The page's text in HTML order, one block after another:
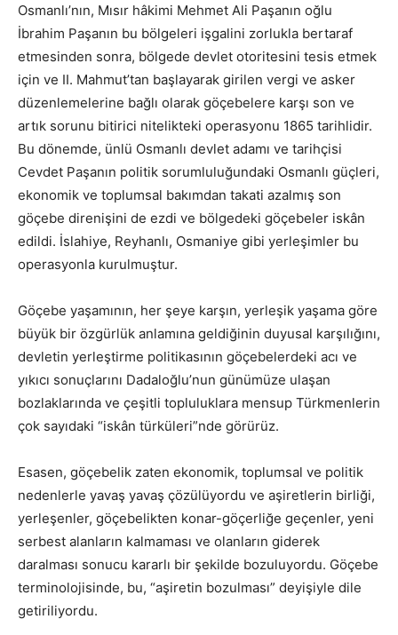
Osmanlı’nın, Mısır hâkimi Mehmet Ali Paşanın oğlu
İbrahim Paşanın bu bölgeleri işgalini zorlukla bertaraf
etmesinden sonra, bölgede devlet otoritesini tesis etmek
için ve II. Mahmut’tan başlayarak girilen vergi ve asker
düzenlemelerine bağlı olarak göçebelere karşı son ve
artık sorunu bitirici nitelikteki operasyonu 1865 tarihlidir.
Bu dönemde, ünlü Osmanlı devlet adamı ve tarihçisi
Cevdet Paşanın politik sorumluluğundaki Osmanlı güçleri,
ekonomik ve toplumsal bakımdan takati azalmış son
göçebe direnişini de ezdi ve bölgedeki göçebeler iskân
edildi. İslahiye, Reyhanlı, Osmaniye gibi yerleşimler bu
operasyonla kurulmuştur.
Göçebe yaşamının, her şeye karşın, yerleşik yaşama göre
büyük bir özgürlük anlamına geldiğinin duyusal karşılığını,
devletin yerleştirme politikasının göçebelerdeki acı ve
yıkıcı sonuçlarını Dadaloğlu’nun günümüze ulaşan
bozlaklarında ve çeşitli topluluklara mensup Türkmenlerin
çok sayıdaki “iskân türküleri”nde görürüz.
Esasen, göçebelik zaten ekonomik, toplumsal ve politik
nedenlerle yavaş yavaş çözülüyordu ve aşiretlerin birliği,
yerleşenler, göçebelikten konar-göçerliğe geçenler, yeni
serbest alanların kalmaması ve olanların giderek
daralması sonucu kararlı bir şekilde bozuluyordu. Göçebe
terminolojisinde, bu, “aşiretin bozulması” deyişiyle dile
getiriliyordu.